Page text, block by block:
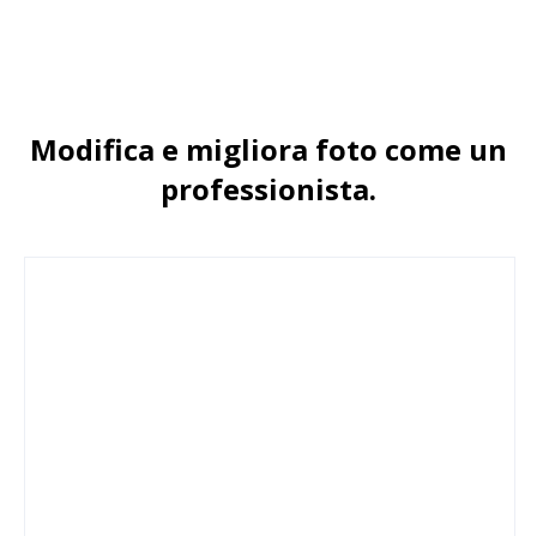
Modifica e migliora foto come un
professionista.